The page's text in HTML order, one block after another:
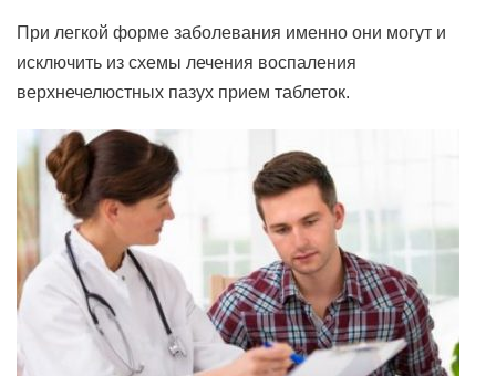
При легкой форме заболевания именно они могут и
исключить из схемы лечения воспаления
верхнечелюстных пазух прием таблеток.